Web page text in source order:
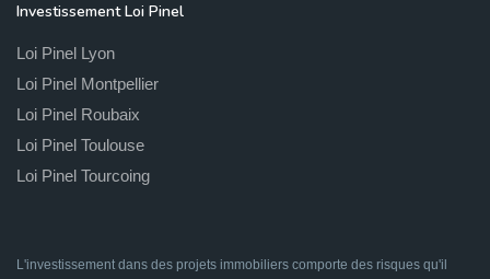
Investissement Loi Pinel
Loi Pinel Lyon
Loi Pinel Montpellier
Loi Pinel Roubaix
Loi Pinel Toulouse
Loi Pinel Tourcoing
L'investissement dans des projets immobiliers comporte des risques qu'il